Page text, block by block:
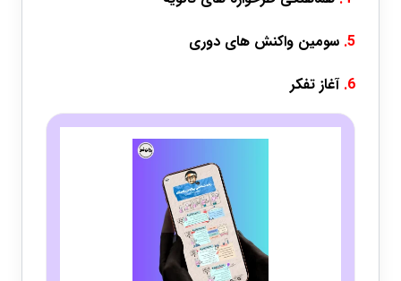
5. سومین واکنش های دوری
6. آغاز تفکر